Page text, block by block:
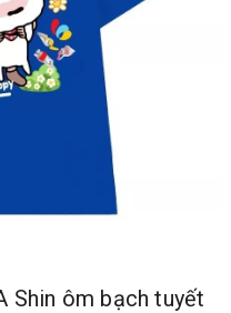
Shin ôm bạch tuyết